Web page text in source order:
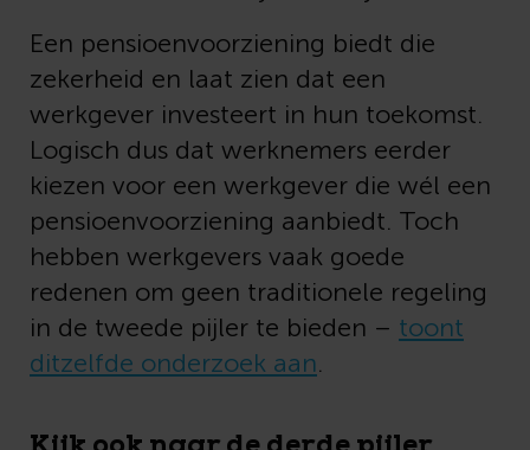
Een pensioenvoorziening biedt die
zekerheid en laat zien dat een
werkgever investeert in hun toekomst.
Logisch dus dat werknemers eerder
kiezen voor een werkgever die wél een
pensioenvoorziening aanbiedt. Toch
hebben werkgevers vaak goede
redenen om geen traditionele regeling
in de tweede pijler te bieden – toont
ditzelfde onderzoek aan.